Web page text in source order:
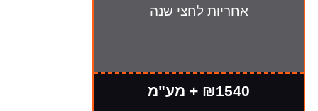
אחריות לחצי שנה
₪1540 + מע"מ